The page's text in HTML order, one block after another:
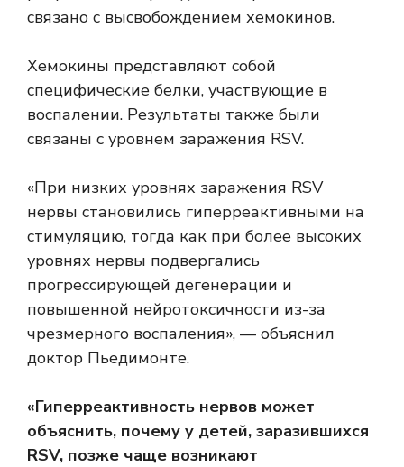
связано с высвобождением хемокинов.
Хемокины представляют собой
специфические белки, участвующие в
воспалении. Результаты также были
связаны с уровнем заражения RSV.
«При низких уровнях заражения RSV
нервы становились гиперреактивными на
стимуляцию, тогда как при более высоких
уровнях нервы подвергались
прогрессирующей дегенерации и
повышенной нейротоксичности из-за
чрезмерного воспаления», — объяснил
доктор Пьедимонте.
«Гиперреактивность нервов может
объяснить, почему у детей, заразившихся
RSV, позже чаще возникают